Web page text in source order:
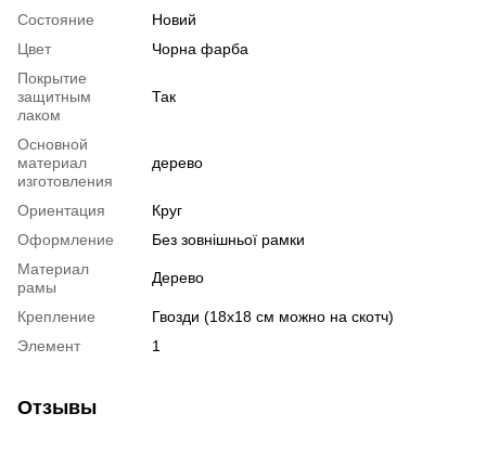
Состояние
Новий
Цвет
Чорна фарба
Покрытие
защитным
лаком
Так
Основной
материал
изготовления
дерево
Ориентация
Круг
Оформление
Без зовнішньої рамки
Материал
рамы
Дерево
Крепление
Гвозди (18х18 см можно на скотч)
Элемент
1
Отзывы